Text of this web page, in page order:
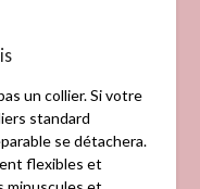
un collier. Si votre
standard
se détachera.
flexibles et